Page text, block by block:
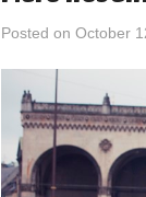
Posted on October